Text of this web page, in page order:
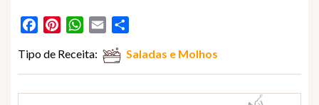
FacebookPinterestWhatsApp
Email
Tipo de Receita: Saladas e Molhos